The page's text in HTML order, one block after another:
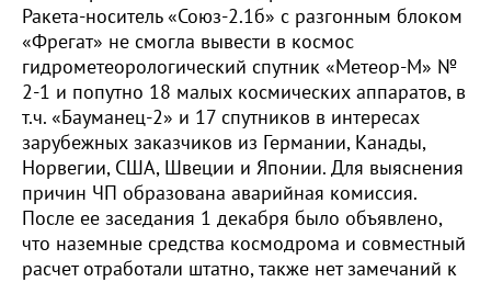
Ракета-носитель «Союз-2.1б» с разгонным блоком
«Фрегат» не смогла вывести в космос
гидрометеорологический спутник «Метеор-М» №
2-1 и попутно 18 малых космических аппаратов, в
т.ч. «Бауманец-2» и 17 спутников в интересах
зарубежных заказчиков из Германии, Канады,
Норвегии, США, Швеции и Японии. Для выяснения
причин ЧП образована аварийная комиссия.
После ее заседания 1 декабря было объявлено,
что наземные средства космодрома и совместный
расчет отработали штатно, также нет замечаний к